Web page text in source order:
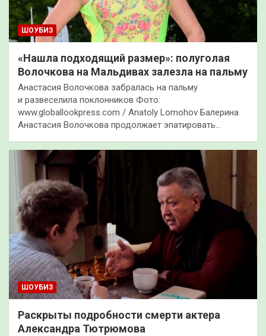
ШОУБИЗ
«Нашла подходящий размер»: полуголая
Волочкова на Мальдивах залезла на пальму
Анастасия Волочкова забралась на пальму
и развеселила поклонников Фото:
www.globallookpress.com / Anatoly Lomohov Балерина
Анастасия Волочкова продолжает эпатировать…
ШОУБИЗ
Раскрыты подробности смерти актера
Александра Тютрюмова